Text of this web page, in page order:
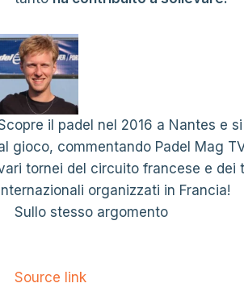
il padel nel 2016 a Nantes e
gioco, commentando Padel Mag
tornei del circuito francese e dei
organizzati in Francia!
Sullo stesso argomento
Source link